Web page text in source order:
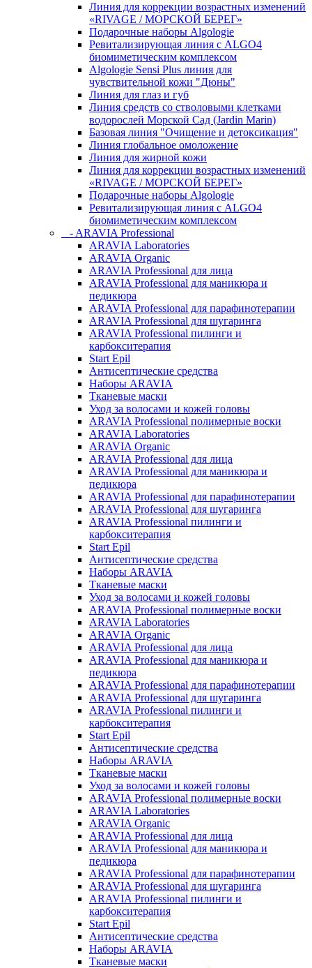
Линия для коррекции возрастных изменений
«RIVAGE / МОРСКОЙ БЕРЕГ»
Подарочные наборы Algologie
Ревитализирующая линия с ALGO4
биомиметическим комплексом
Algologie Sensi Plus линия для
чувcтвительной кожи "Дюны"
Линия для глаз и губ
Линия средств со стволовыми клетками
водорослей Морской Сад (Jardin Marin)
Базовая линия "Очищение и детоксикация"
Линия глобальное омоложение
Линия для жирной кожи
Линия для коррекции возрастных изменений
«RIVAGE / МОРСКОЙ БЕРЕГ»
Подарочные наборы Algologie
Ревитализирующая линия с ALGO4
биомиметическим комплексом
- ARAVIA Professional
ARAVIA Laboratories
ARAVIA Organic
ARAVIA Professional для лица
ARAVIA Professional для маникюра и
педикюра
ARAVIA Professional для парафинотерапии
ARAVIA Professional для шугаринга
ARAVIA Professional пилинги и
карбокситерапия
Start Epil
Антисептические средства
Наборы ARAVIA
Тканевые маски
Уход за волосами и кожей головы
ARAVIA Professional полимерные воски
ARAVIA Laboratories
ARAVIA Organic
ARAVIA Professional для лица
ARAVIA Professional для маникюра и
педикюра
ARAVIA Professional для парафинотерапии
ARAVIA Professional для шугаринга
ARAVIA Professional пилинги и
карбокситерапия
Start Epil
Антисептические средства
Наборы ARAVIA
Тканевые маски
Уход за волосами и кожей головы
ARAVIA Professional полимерные воски
ARAVIA Laboratories
ARAVIA Organic
ARAVIA Professional для лица
ARAVIA Professional для маникюра и
педикюра
ARAVIA Professional для парафинотерапии
ARAVIA Professional для шугаринга
ARAVIA Professional пилинги и
карбокситерапия
Start Epil
Антисептические средства
Наборы ARAVIA
Тканевые маски
Уход за волосами и кожей головы
ARAVIA Professional полимерные воски
ARAVIA Laboratories
ARAVIA Organic
ARAVIA Professional для лица
ARAVIA Professional для маникюра и
педикюра
ARAVIA Professional для парафинотерапии
ARAVIA Professional для шугаринга
ARAVIA Professional пилинги и
карбокситерапия
Start Epil
Антисептические средства
Наборы ARAVIA
Тканевые маски